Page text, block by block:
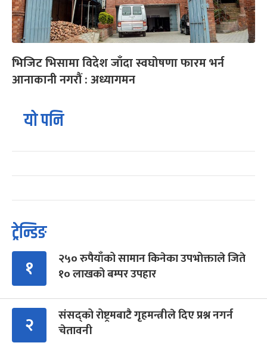
भिजिट भिसामा विदेश जाँदा स्वघोषणा फारम भर्न
आनाकानी नगरौं : अध्यागमन
यो पनि
ट्रेन्डिङ
१
२५० रुपैयाँको सामान किनेका उपभोक्ताले जिते
१० लाखको बम्पर उपहार
२
संसद्को रोष्ट्रमबाटै गृहमन्त्रीले दिए प्रश्न नगर्न
चेतावनी